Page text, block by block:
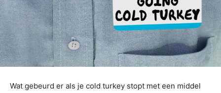
Wat gebeurd er als je cold turkey stopt met een middel